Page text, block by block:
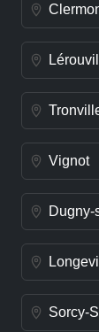
Vignot
Dugny-
Sorcy-